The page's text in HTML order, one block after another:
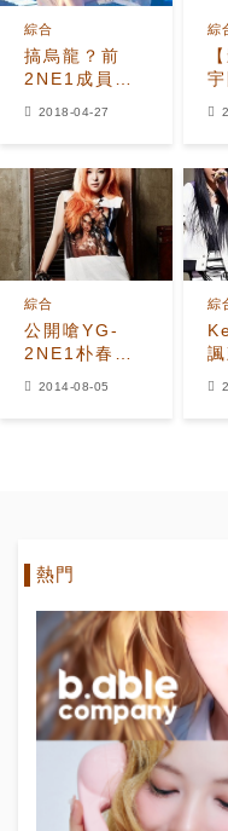
搞烏龍？前
2NE1成員朴
清！
綜合
2018-04-27
綜
公開嗆YG-
2NE1朴春禁
綜合
2014-08-05
綜
熱門